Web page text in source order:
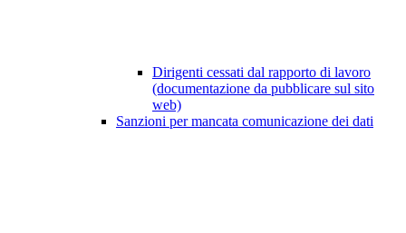
Dirigenti cessati dal rapporto di lavoro
(documentazione da pubblicare sul sito
web)
Sanzioni per mancata comunicazione dei dati